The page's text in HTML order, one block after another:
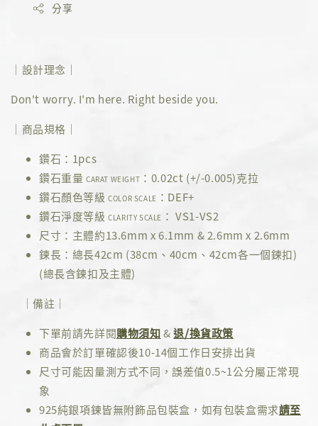
分享
｜設計理念｜
Don't worry. I'm here. Right beside you.
｜商品規格｜
鑽石：1pcs
鑽石重量 CARAT WEIGHT ：0.02ct (+/-0.005)克拉
鑽石顏色等級COLOR SCALE ：DEF+
鑽石淨度等級CLARITY SCALE ： VS1-VS2
尺寸：主體約13.6mm x 6.1mm & 2.6mm x 2.6mm
鍊長：總長42cm (38cm、40cm、42cm各一個鍊扣)
(總長含鍊扣及主體)
｜備註｜
下單前請先詳閱購物須知&退/換貨政策
商品會於訂單確認後10-14個工作日安排出貨
尺寸可能因量測方式不同，誤差值0.5~1公分屬正常現
象
925純銀項鍊皆無附飾品包裝盒，如有包裝盒需求請至